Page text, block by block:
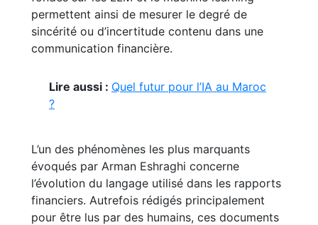
permettent ainsi de mesurer le degré de
sincérité ou d’incertitude contenu dans une
communication financière.
Lire aussi : Quel futur pour l’IA au Maroc
?
L’un des phénomènes les plus marquants
évoqués par Arman Eshraghi concerne
l’évolution du langage utilisé dans les rapports
financiers. Autrefois rédigés principalement
pour être lus par des humains, ces documents